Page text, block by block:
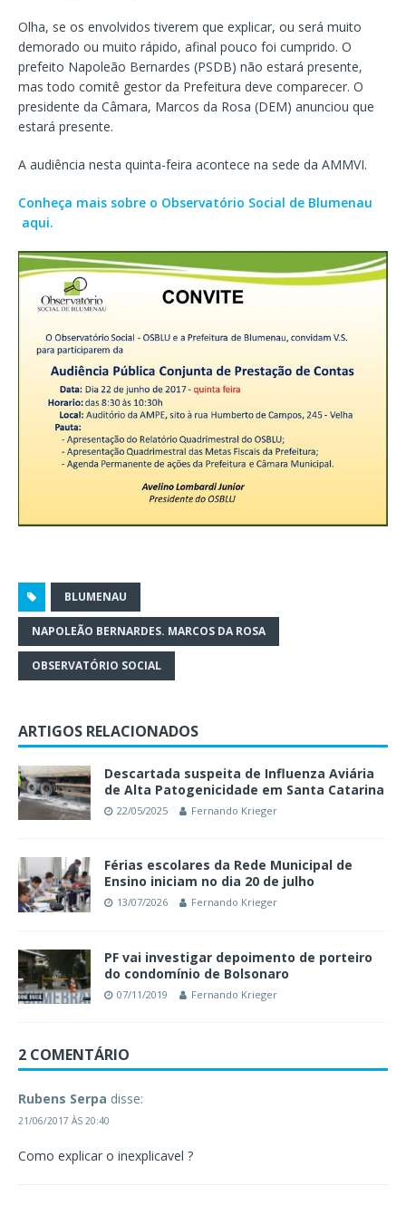
Olha, se os envolvidos tiverem que explicar, ou será muito
demorado ou muito rápido, afinal pouco foi cumprido. O
prefeito Napoleão Bernardes (PSDB) não estará presente,
mas todo comitê gestor da Prefeitura deve comparecer. O
presidente da Câmara, Marcos da Rosa (DEM) anunciou que
estará presente.
A audiência nesta quinta-feira acontece na sede da AMMVI.
Conheça mais sobre o Observatório Social de Blumenau
aqui.
BLUMENAU
NAPOLEÃO BERNARDES. MARCOS DA ROSA
OBSERVATÓRIO SOCIAL
ARTIGOS RELACIONADOS
Descartada suspeita de Influenza Aviária
de Alta Patogenicidade em Santa Catarina
22/05/2025 Fernando Krieger
Férias escolares da Rede Municipal de
Ensino iniciam no dia 20 de julho
13/07/2026 Fernando Krieger
PF vai investigar depoimento de porteiro
do condomínio de Bolsonaro
07/11/2019 Fernando Krieger
2 COMENTÁRIO
Rubens Serpa disse:
21/06/2017 ÀS 20:40
Como explicar o inexplicavel ?